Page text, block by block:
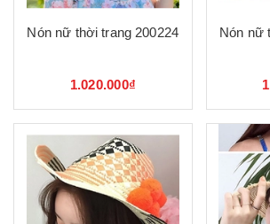
Nón nữ thời trang 200224
1.020.000₫
Nón nữ